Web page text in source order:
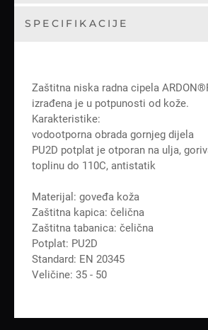
SPECIFIKACIJE
Zaštitna niska radna cipela
izrađena je u potpunosti od kože.
Karakteristike:
vodootporna obrada gornjeg dijela
PU2D potplat je otporan na ulja,
toplinu do 110C, antistatik
Materijal: goveđa koža
Zaštitna kapica: čelična
Zaštitna tabanica: čelična
Potplat: PU2D
Standard: EN 20345
Veličine: 35 - 50